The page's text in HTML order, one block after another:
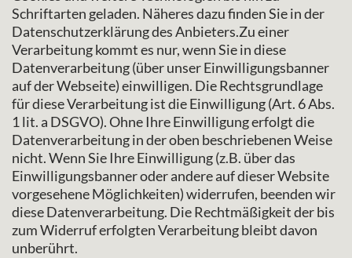
Schriftarten geladen. Näheres dazu finden Sie in der
Datenschutzerklärung des Anbieters.Zu einer
Verarbeitung kommt es nur, wenn Sie in diese
Datenverarbeitung (über unser Einwilligungsbanner
auf der Webseite) einwilligen. Die Rechtsgrundlage
für diese Verarbeitung ist die Einwilligung (Art. 6 Abs.
1 lit. a DSGVO). Ohne Ihre Einwilligung erfolgt die
Datenverarbeitung in der oben beschriebenen Weise
nicht. Wenn Sie Ihre Einwilligung (z.B. über das
Einwilligungsbanner oder andere auf dieser Website
vorgesehene Möglichkeiten) widerrufen, beenden wir
diese Datenverarbeitung. Die Rechtmäßigkeit der bis
zum Widerruf erfolgten Verarbeitung bleibt davon
unberührt.